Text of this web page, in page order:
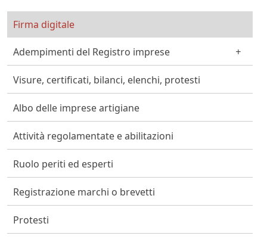
Cittadino Professionista Imprenditore
Firma digitale
Adempimenti del Registro imprese
Visure, certificati, bilanci, elenchi, protesti
Albo delle imprese artigiane
Attività regolamentate e abilitazioni
Ruolo periti ed esperti
Registrazione marchi o brevetti
Protesti